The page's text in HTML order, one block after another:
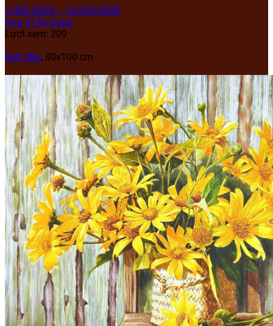
1.000.000₫ – 10.000.000₫
Họa Sĩ Ẩn Danh
Lượt xem: 209
Sơn dầu, 80x100 cm